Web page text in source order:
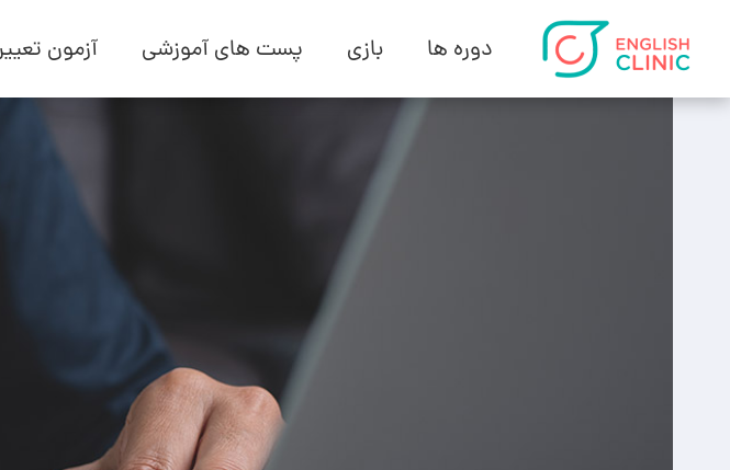
دوره ها بازی پست های آموزشی آزمون